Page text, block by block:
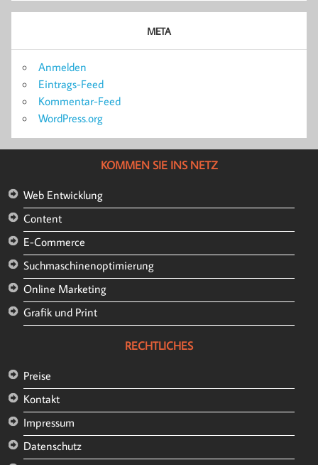
META
Anmelden
Eintrags-Feed
Kommentar-Feed
WordPress.org
KOMMEN SIE INS NETZ
Web Entwicklung
Content
E-Commerce
Suchmaschinenoptimierung
Online Marketing
Grafik und Print
RECHTLICHES
Preise
Kontakt
Impressum
Datenschutz